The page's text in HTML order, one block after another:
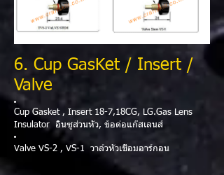
6. Cup GasKet / Insert /
Valve
Cup Gasket , Insert 18-7,18CG, LG.Gas Lens
Insulator อินซูส่วนหัว, ข้อต่อแก๊สเลนส์
Valve VS-2 , VS-1 วาล์วหัวเชื่อมอาร์กอน